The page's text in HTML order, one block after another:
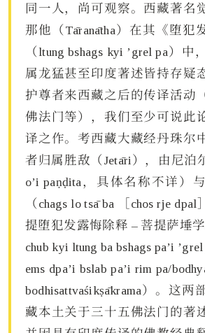
同一人，尚可观察。西藏著名
那他（Tāranātha）在其《堕犯
（ltung bshags kyi ’grel pa）
属龙猛甚至印度著述皆持存疑
护尊者来西藏之后的传译活动
佛法门等），我们至少可说此
译之作。考西藏大藏经丹珠尔
者归属胜敌（Jetāri），由尼泊
o’i paṇḍita，具体名称不详）
（chags lo tsā ba ［chos rje
提堕犯发露悔除释 – 菩提萨埵
chub kyi ltung ba bshags pa’i
ems dpa’i bslab pa’i rim pa/
bodhisattvaśikṣākrama）。这
藏本土关于三十五佛法门的著